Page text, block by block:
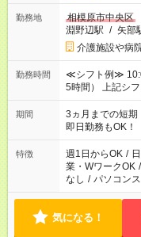
勤務地
相模原市中央区
淵野辺駅 / 矢部
介護施設や病
勤務時間
≪シフト例≫
5時間） 上記シフト以外にも、早朝や深夜など希望の時間帯お聞
かせください！
心ください！
期間
3ヵ月までの短
即日勤務もOK！
特徴 週1日からOK /
業・WワークOK /
なし / パソコン
気になる！